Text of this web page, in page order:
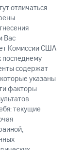
отличаться
Вас
Комиссии США
последнему
содержат
указаны
факторы
текущие